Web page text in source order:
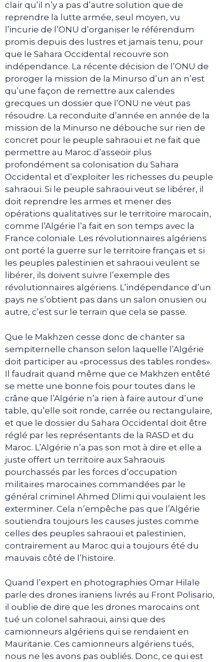
clair qu’il n’y a pas d’autre solution que de
reprendre la lutte armée, seul moyen, vu
l’incurie de l’ONU d’organiser le référendum
promis depuis des lustres et jamais tenu, pour
que le Sahara Occidental recouvre son
indépendance. La récente décision de l’ONU de
proroger la mission de la Minurso d’un an n’est
qu’une façon de remettre aux calendes
grecques un dossier que l’ONU ne veut pas
résoudre. La reconduite d’année en année de la
mission de la Minurso ne débouche sur rien de
concret pour le peuple sahraoui et ne fait que
permettre au Maroc d’asseoir plus
profondément sa colonisation du Sahara
Occidental et d’exploiter les richesses du peuple
sahraoui. Si le peuple sahraoui veut se libérer, il
doit reprendre les armes et mener des
opérations qualitatives sur le territoire marocain,
comme l’Algérie l’a fait en son temps avec la
France coloniale. Les révolutionnaires algériens
ont porté la guerre sur le territoire français et si
les peuples palestinien et sahraoui veulent se
libérer, ils doivent suivre l’exemple des
révolutionnaires algériens. L’indépendance d’un
pays ne s’obtient pas dans un salon onusien ou
autre, c’est sur le terrain que cela se passe.
Que le Makhzen cesse donc de chanter sa
sempiternelle chanson selon laquelle l’Algérie
doit participer au «processus des tables rondes».
Il faudrait quand même que ce Makhzen entêté
se mette une bonne fois pour toutes dans le
crâne que l’Algérie n’a rien à faire autour d’une
table, qu’elle soit ronde, carrée ou rectangulaire,
et que le dossier du Sahara Occidental doit être
réglé par les représentants de la RASD et du
Maroc. L’Algérie n’a pas son mot à dire et elle a
juste offert un territoire aux Sahraouis
pourchassés par les forces d’occupation
militaires marocaines commandées par le
général criminel Ahmed Dlimi qui voulaient les
exterminer. Cela n’empêche pas que l’Algérie
soutiendra toujours les causes justes comme
celles des peuples sahraoui et palestinien,
contrairement au Maroc qui a toujours été du
mauvais côté de l’histoire.
Quand l’expert en photographies Omar Hilale
parle des drones iraniens livrés au Front Polisario,
il oublie de dire que les drones marocains ont
tué un colonel sahraoui, ainsi que des
camionneurs algériens qui se rendaient en
Mauritanie. Ces camionneurs algériens tués,
nous ne les avons pas oubliés. Donc, ce qui est